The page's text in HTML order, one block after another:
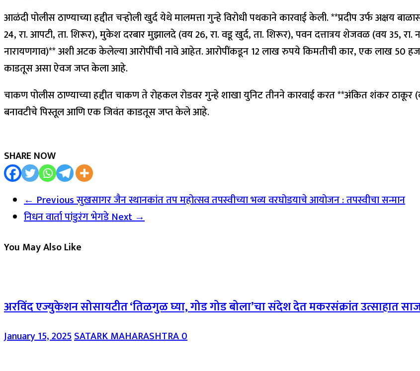
आळंदी पोलीस ठाण्याच्या हद्दीत चऱ्होली खुर्द येथे मालमत्ता गुन्हे विरोधी पथकाने कारवाई केली. **प्रदीप उर्फ
24, रा. आपटी, ता. शिरूर), मुकेश दरबार मुझालदे (वय 26, रा. वडू खुर्द, ता. शिरूर), पवन दत्तात्रय शेजवळ (वय 35,
नारायणगाव)** अशी अटक केलेल्या आरोपींची नावे आहेत. आरोपींकडून 12 लाख रुपये किमतीची कार, एक लाख 50
काडतूस असा ऐवज जप्त केला आहे.
चाकण पोलीस ठाण्याच्या हद्दीत चाकण ते रोहकल रोडवर गुन्हे शाखा युनिट तीनने कारवाई करत **अंकित शंकर ठाकूर
बनावटीचे पिस्तूल आणि एक जिवंत काडतूस जप्त केले आहे.
SHARE NOW
← Previousसुखसागर जैन स्थानकांत तप महोत्सव तपस्वीच्या भव्य वरघोडयाचे आयोजन : तपस्वीचा सन्मान
निधन वार्ता पांडुरंग भेगडेNext →
You May Also Like
अरविंद एज्युकेशन सोसायटीत ‘तिळगुळ घ्या, गोड गोड बोला’चा संदेश देत मकरसंक्रांत उत्साहात
January 15, 2025SATARK MAHARASHTRA0